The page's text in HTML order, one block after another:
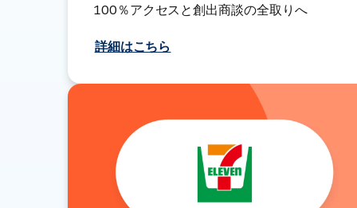
100％アクセスと創出商談の全取りへ
詳細はこちら